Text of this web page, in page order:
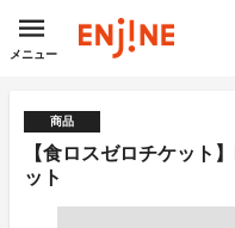
メニュー
商品
【食ロスゼロチケット
ット